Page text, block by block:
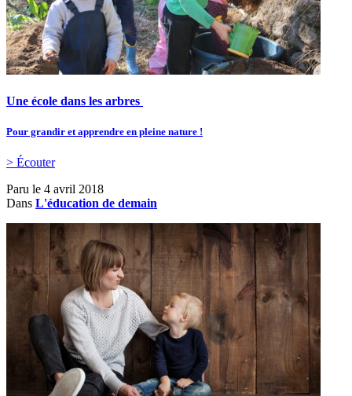
Une école dans les arbres
Pour grandir et apprendre en pleine nature !
> Écouter
Paru le 4 avril 2018
Dans L'éducation de demain